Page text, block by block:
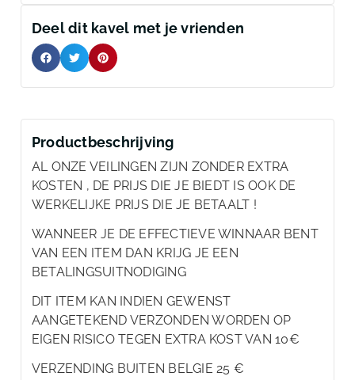
Deel dit kavel met je vrienden
Productbeschrijving
AL ONZE VEILINGEN ZIJN ZONDER EXTRA
KOSTEN , DE PRIJS DIE JE BIEDT IS OOK DE
WERKELIJKE PRIJS DIE JE BETAALT !
WANNEER JE DE EFFECTIEVE WINNAAR BENT
VAN EEN ITEM DAN KRIJG JE EEN
BETALINGSUITNODIGING
DIT ITEM KAN INDIEN GEWENST
AANGETEKEND VERZONDEN WORDEN OP
EIGEN RISICO TEGEN EXTRA KOST VAN 10€
VERZENDING BUITEN BELGIE 25 €